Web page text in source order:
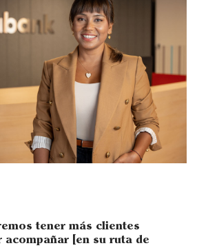
tener más clientes
acompañar [en su ruta de